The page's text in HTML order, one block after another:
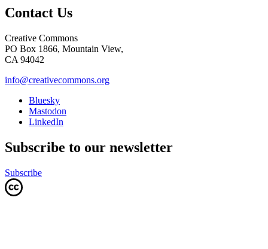
Contact Us
Creative Commons
PO Box 1866, Mountain View,
CA 94042
info@creativecommons.org
Bluesky
Mastodon
LinkedIn
Subscribe to our newsletter
Subscribe